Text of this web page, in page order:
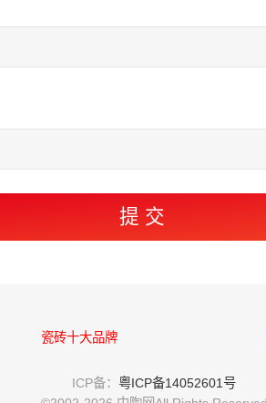
瓷砖十大品牌
ICP备： 粤ICP备14052601号